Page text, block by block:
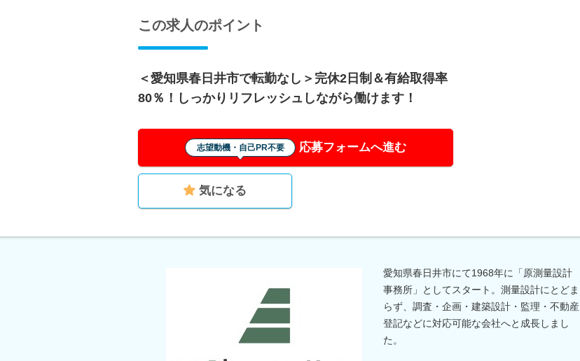
この求人のポイント
＜愛知県春日井市で転勤なし＞完休2日制＆有給取得率
80％！しっかりリフレッシュしながら働けます！
志望動機・自己PR不要 応募フォームへ進む
気になる
愛知県春日井市にて1968年に「原測量設計
事務所」としてスタート。測量設計にとどま
らず、調査・企画・建築設計・監理・不動産
登記などに対応可能な会社へと成長しまし
た。